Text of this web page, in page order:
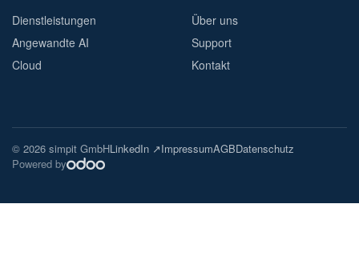
Dienstleistungen
Angewandte AI
Cloud
Über uns
Support
Kontakt
© 2026 simpit GmbHLinkedIn ↗ImpressumAGBDatenschutz
Powered by